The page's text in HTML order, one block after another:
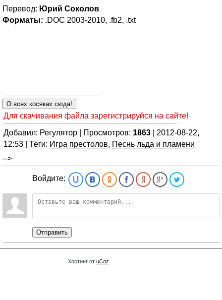
Перевод: Юрий Соколов
Форматы: .DOC 2003-2010, .fb2, .txt
Для скачивания файла зарегистрируйся на сайте!
Добавил: Регулятор | Просмотров: 1863 | 2012-08-22,
12:53 | Теги: Игра престолов, Песнь льда и пламени
-->
Войдите:
Отправить
Хостинг от uCoz